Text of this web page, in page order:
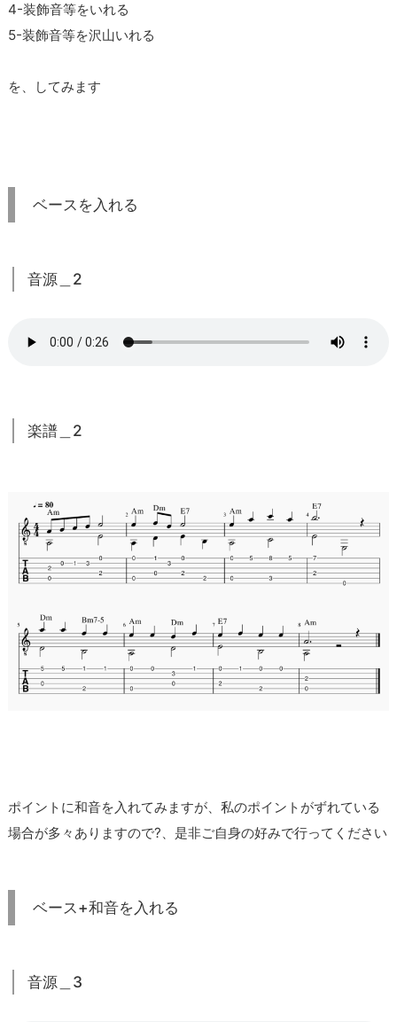
4-装飾音等をいれる
5-装飾音等を沢山いれる
を、してみます
ベースを入れる
音源＿2
楽譜＿2
ポイントに和音を入れてみますが、私のポイントがずれている
場合が多々ありますので?、是非ご自身の好みで行ってください
ベース+和音を入れる
音源＿3